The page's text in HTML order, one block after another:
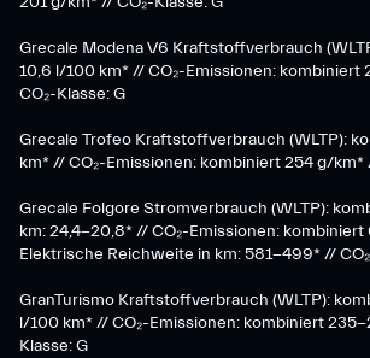
Grecale Modena V6 Kraftstoffverbrauch
10,6 l/100 km* // CO₂-Emissionen:
CO₂-Klasse: G
Grecale Trofeo Kraftstoffverbrauch (WLTP):
km* // CO₂-Emissionen: kombiniert 254 g/km*
Grecale Folgore Stromverbrauch (WLTP):
km: 24,4-20,8* // CO₂-Emissionen:
Elektrische Reichweite in km: 581-499* //
GranTurismo Kraftstoffverbrauch (WLTP):
l/100 km* // CO₂-Emissionen: kombiniert
Klasse: G